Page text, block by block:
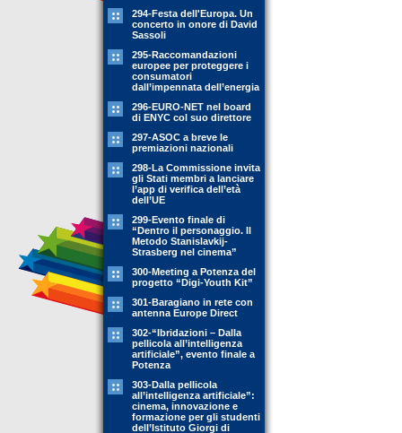
294-Festa dell'Europa. Un
concerto in onore di David
Sassoli
295-Raccomandazioni
europee per proteggere i
consumatori
dall’impennata dell’energia
296-EURO-NET nel board
di ENYC col suo direttore
297-ASOC a breve le
premiazioni nazionali
298-La Commissione invita
gli Stati membri a lanciare
l’app di verifica dell’età
dell’UE
299-Evento finale di
“Dentro il personaggio. Il
Metodo Stanislavkij-
Strasberg nel cinema”
300-Meeting a Potenza del
progetto “Digi-Youth Kit”
301-Baragiano in rete con
antenna Europe Direct
302-“Ibridazioni – Dalla
pellicola all’intelligenza
artificiale”, evento finale a
Potenza
303-Dalla pellicola
all’intelligenza artificiale”:
cinema, innovazione e
formazione per gli studenti
dell’Istituto Giorgi di